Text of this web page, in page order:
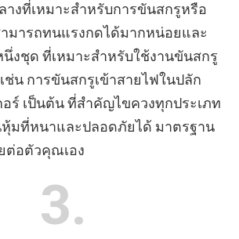
งที่เหมาะสําหรับการขันสกรูหรือ
มารถทนแรงกดได้มากหน่อยและ
งชุด ที่เหมาะสําหรับใช้งานขันสกรู
ช่น การขันสกรูเข้าสายไฟในปลัก
อร์ เป็นต้น ที่สำคัญไขควงทุกประเภท
มที่หนาและปลอดภัยได้ มาตรฐาน
ต่อตัวคุณเอง
3